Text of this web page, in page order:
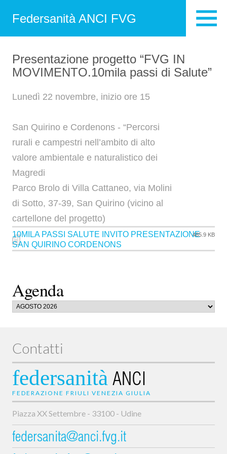
Federsanità ANCI FVG
Agenda
Presentazione progetto “FVG IN
MOVIMENTO.10mila passi di Salute”
Lunedì 22 novembre, inizio ore 15
San Quirino e Cordenons - “Percorsi
rurali e campestri nell’ambito di alto
valore ambientale e naturalistico dei
Magredi
Parco Brolo di Villa Cattaneo, via Molini
di Sotto, 37-39, San Quirino (vicino al
cartellone del progetto)
10MILA PASSI SALUTE INVITO PRESENTAZIONE
SAN QUIRINO CORDENONS
485.9 KB
Contatti
federsanità ANCI
FEDERAZIONE FRIULI VENEZIA GIULIA
Piazza XX Settembre - 33100 - Udine
federsanita@anci.fvg.it